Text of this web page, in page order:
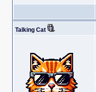
Talking Cat